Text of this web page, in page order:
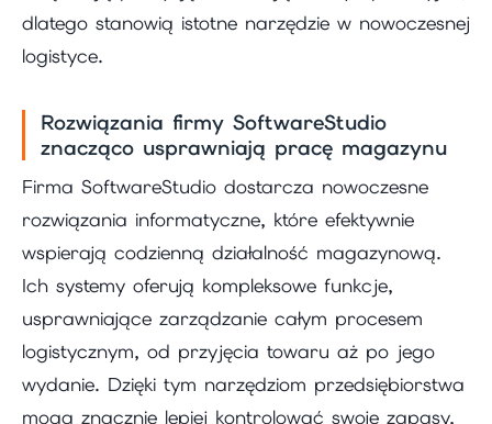
dlatego stanowią istotne narzędzie w nowoczesnej
logistyce.
Rozwiązania firmy SoftwareStudio
znacząco usprawniają pracę magazynu
Firma SoftwareStudio dostarcza nowoczesne
rozwiązania informatyczne, które efektywnie
wspierają codzienną działalność magazynową.
Ich systemy oferują kompleksowe funkcje,
usprawniające zarządzanie całym procesem
logistycznym, od przyjęcia towaru aż po jego
wydanie. Dzięki tym narzędziom przedsiębiorstwa
mogą znacznie lepiej kontrolować swoje zapasy,